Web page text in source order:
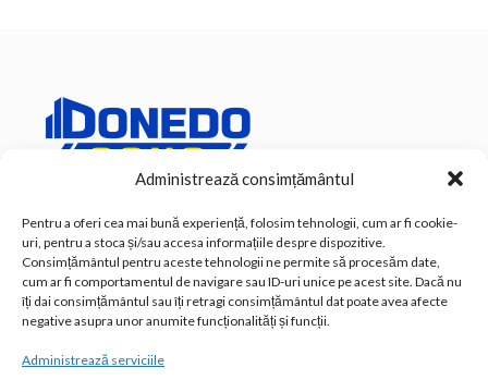
Administrează consimțământul
Pentru a oferi cea mai bună experiență, folosim tehnologii, cum ar fi cookie-
uri, pentru a stoca și/sau accesa informațiile despre dispozitive.
Consimțământul pentru aceste tehnologii ne permite să procesăm date,
cum ar fi comportamentul de navigare sau ID-uri unice pe acest site. Dacă nu
îți dai consimțământul sau îți retragi consimțământul dat poate avea afecte
negative asupra unor anumite funcționalități și funcții.
Administrează serviciile
Donedo Cons SRL
este o firmă cu capital privat românesc ce a
luat naștere în anul 2004. Avem 22 ani de experiență în domeniul
realizării elementelor prefabricate și vibrate din beton.
Str. Garoafelor, nr. 2C, Oarda de Jos, Alba Iulia
Telefon: 0744 671 434